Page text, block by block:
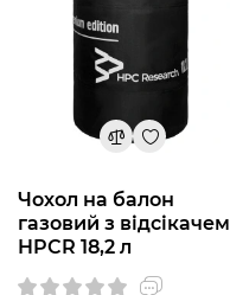
Чохол на балон
газовий з відсікачем
HPCR 18,2 л